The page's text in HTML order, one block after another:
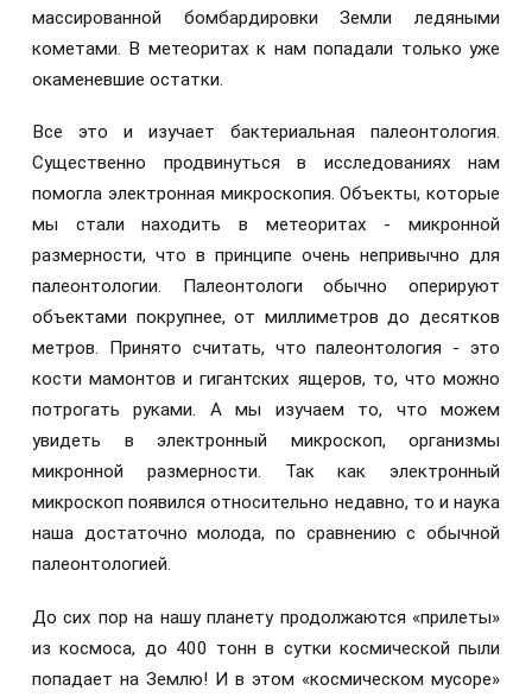
массированной бомбардировки Земли ледяными
кометами. В метеоритах к нам попадали только уже
окаменевшие остатки.
Все это и изучает бактериальная палеонтология.
Существенно продвинуться в исследованиях нам
помогла электронная микроскопия. Объекты, которые
мы стали находить в метеоритах - микронной
размерности, что в принципе очень непривычно для
палеонтологии. Палеонтологи обычно оперируют
объектами покрупнее, от миллиметров до десятков
метров. Принято считать, что палеонтология - это
кости мамонтов и гигантских ящеров, то, что можно
потрогать руками. А мы изучаем то, что можем
увидеть в электронный микроскоп, организмы
микронной размерности. Так как электронный
микроскоп появился относительно недавно, то и наука
наша достаточно молода, по сравнению с обычной
палеонтологией.
До сих пор на нашу планету продолжаются «прилеты»
из космоса, до 400 тонн в сутки космической пыли
попадает на Землю! И в этом «космическом мусоре»